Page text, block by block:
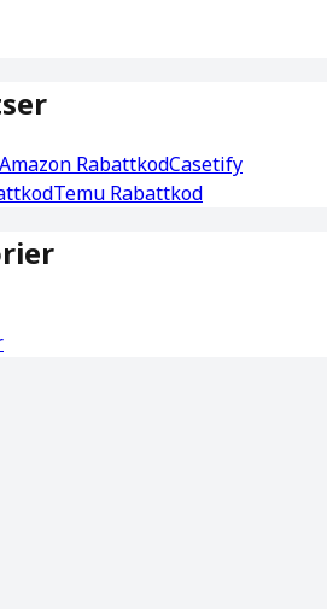
Amazon RabattkodCasetify
Temu Rabattkod